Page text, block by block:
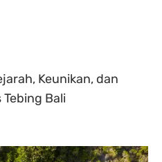
Keunikan, dan
Bali